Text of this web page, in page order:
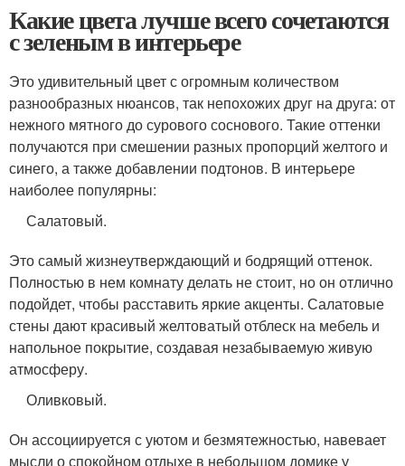
Какие цвета лучше всего сочетаются
с зеленым в интерьере
Это удивительный цвет с огромным количеством
разнообразных нюансов, так непохожих друг на друга: от
нежного мятного до сурового соснового. Такие оттенки
получаются при смешении разных пропорций желтого и
синего, а также добавлении подтонов. В интерьере
наиболее популярны:
Салатовый.
Это самый жизнеутверждающий и бодрящий оттенок.
Полностью в нем комнату делать не стоит, но он отлично
подойдет, чтобы расставить яркие акценты. Салатовые
стены дают красивый желтоватый отблеск на мебель и
напольное покрытие, создавая незабываемую живую
атмосферу.
Оливковый.
Он ассоциируется с уютом и безмятежностью, навевает
мысли о спокойном отдыхе в небольшом домике у